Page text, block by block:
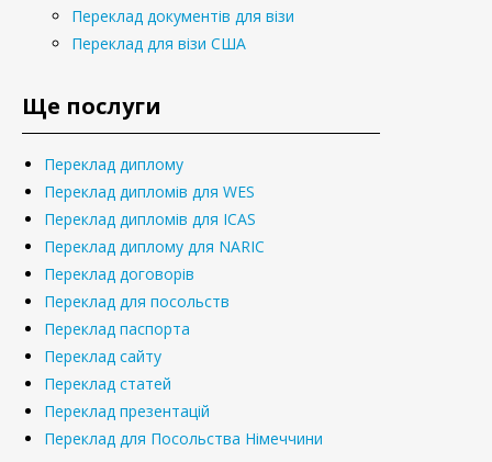
Переклад документів для візи
Переклад для візи США
Ще послуги
Переклад диплому
Переклад дипломів для WES
Переклад дипломів для ICAS
Переклад диплому для NARIC
Переклад договорів
Переклад для посольств
Переклад паспорта
Переклад сайту
Переклад статей
Переклад презентацій
Переклад для Посольства Німеччини